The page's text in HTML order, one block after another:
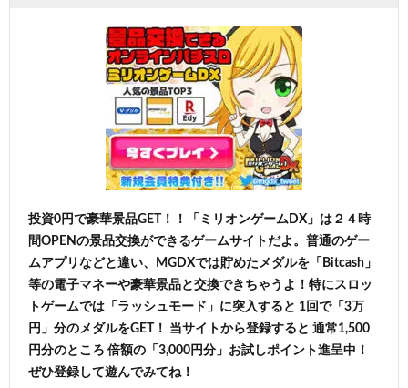
投資0円で豪華景品GET！！「ミリオンゲームDX」は２４時
間OPENの景品交換ができるゲームサイトだよ。普通のゲー
ムアプリなどと違い、MGDXでは貯めたメダルを「Bitcash」
等の電子マネーや豪華景品と交換できちゃうよ！特にスロッ
トゲームでは「ラッシュモード」に突入すると 1回で「3万
円」分のメダルをGET！ 当サイトから登録すると 通常1,500
円分のところ 倍額の「3,000円分」お試しポイント進呈中！
ぜひ登録して遊んでみてね！